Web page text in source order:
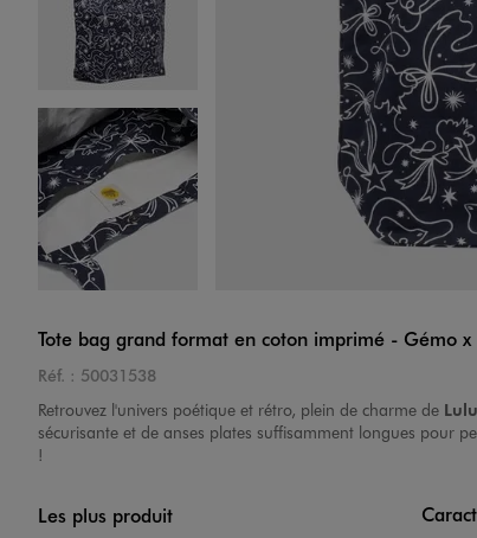
Tote bag grand format en coton imprimé - Gémo
Réf. : 50031538
Retrouvez l'univers poétique et rétro, plein de charme de
sécurisante et de anses plates suffisamment longues pour
!
Les plus produit